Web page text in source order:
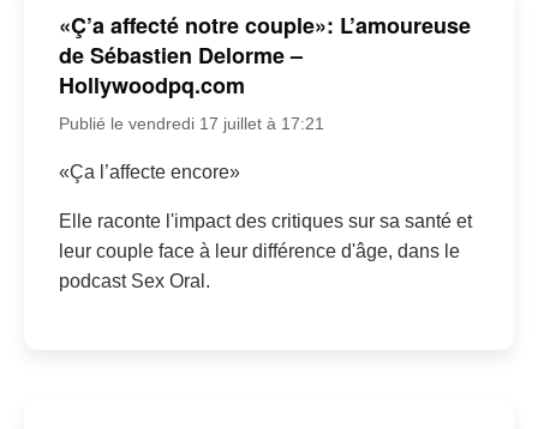
«Ç’a affecté notre couple»: L’amoureuse
de Sébastien Delorme –
Hollywoodpq.com
Publié le vendredi 17 juillet à 17:21
«Ça l’affecte encore»
Elle raconte l'impact des critiques sur sa santé et
leur couple face à leur différence d'âge, dans le
podcast Sex Oral.